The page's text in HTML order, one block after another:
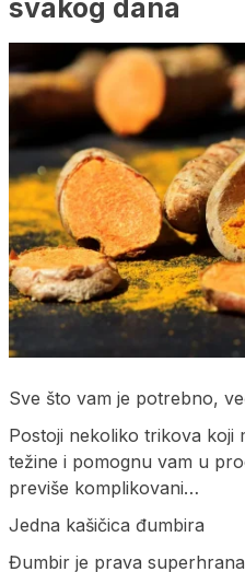
svakog dana
Sve što vam je potrebno,
Postoji nekoliko trikova koji
težine i pomognu vam u
previše komplikovani…
Jedna kašičica đumbira
Đumbir je prava